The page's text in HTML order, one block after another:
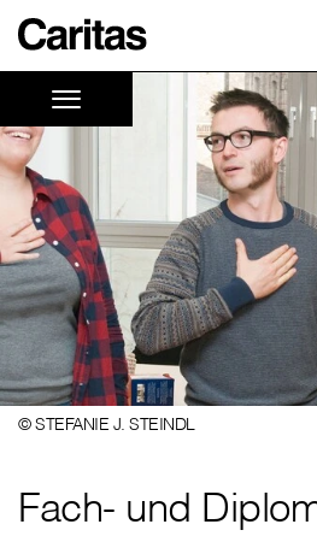
Fach- und
© STEFANIE J. STEINDL